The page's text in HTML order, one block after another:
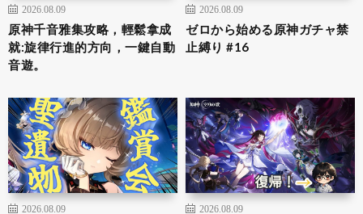
2026.08.09
原神千音雅集攻略，輕鬆拿成
就:旋律行進的方向，一鍵自動
音遊。
2026.08.09
ゼロから始める原神ガチャ禁
止縛り #16
2026.08.09 2026.08.09